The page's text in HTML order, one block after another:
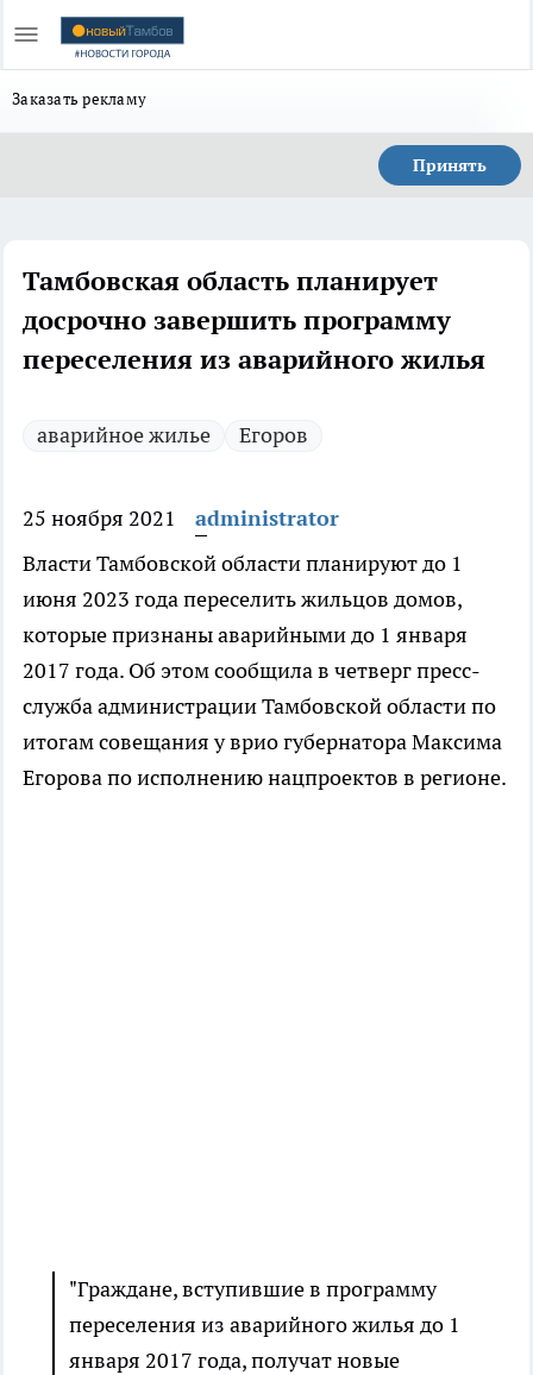
Заказать рекламу
Принять
Тамбовская область планирует
досрочно завершить программу
переселения из аварийного жилья
аварийное жилье Егоров
25 ноября 2021
administrator
Власти Тамбовской области планируют до 1
июня 2023 года переселить жильцов домов,
которые признаны аварийными до 1 января
2017 года. Об этом сообщила в четверг пресс-
служба администрации Тамбовской области по
итогам совещания у врио губернатора Максима
Егорова по исполнению нацпроектов в регионе.
"Граждане, вступившие в программу
переселения из аварийного жилья до 1
января 2017 года, получат новые